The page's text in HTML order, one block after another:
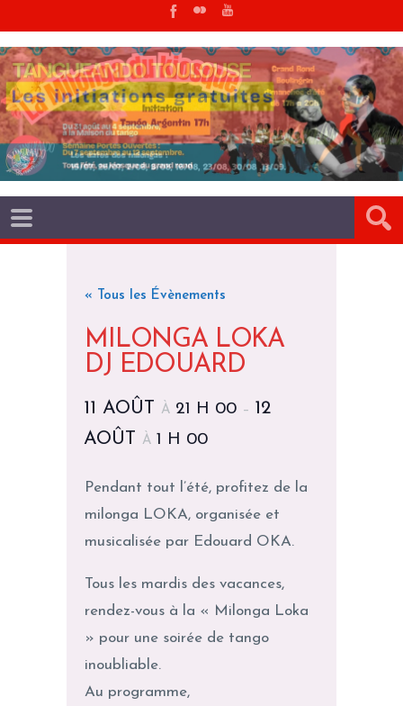
« Tous les Évènements
MILONGA LOKA
DJ EDOUARD
11 AOÛT À 21 H 00 – 12
AOÛT
À 1 H 00
Pendant tout l’été, profitez de la
milonga LOKA, organisée et
musicalisée par Edouard OKA.
Tous les mardis des vacances,
rendez-vous à la « Milonga Loka
» pour une soirée de tango
inoubliable.
Au programme,